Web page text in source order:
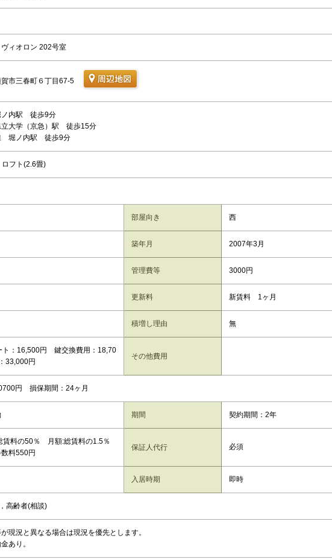
ィオロン 202号室
市三春町６丁目67-5
内駅 徒歩9分
大学（京急）駅 徒歩15分
堀ノ内駅 徒歩9分
フト(2.6畳)
部屋向き 西
築年月 2007年3月
管理費等 3000円
更新料 新賃料 1ヶ月
積増し理由 無
ト：16,500円 鍵交換費用：18,70
33,000円
その他費用
円 損保期間：24ヶ月
期間 契約期間：2年
料の50％ 月額:総賃料の1.5％
料550円
保証人代行 必須
入居時期 即時
高齢者(相談)
現況と異なる場合は現況を優先とします。
あり。